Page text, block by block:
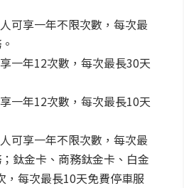
可享一年不限次數，每次最
一年12次數，每次最長30天
一年12次數，每次最長10天
可享一年不限次數，每次最
鈦金卡、商務鈦金卡、白金
，每次最長10天免費停車服